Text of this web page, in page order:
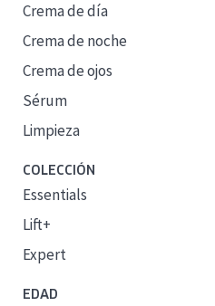
Crema de día
Crema de noche
Crema de ojos
Sérum
Limpieza
COLECCIÓN
Essentials
Lift+
Expert
EDAD